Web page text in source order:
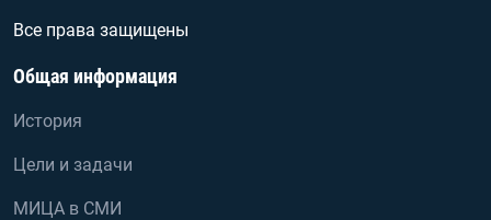
Все права защищены
Общая информация
История
Цели и задачи
МИЦА в СМИ